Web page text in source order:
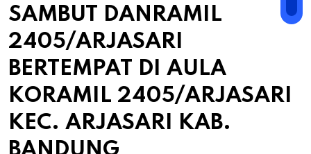
SAMBUT DANRAMIL
2405/ARJASARI
BERTEMPAT DI AULA
KORAMIL 2405/ARJASARI
KEC. ARJASARI KAB.